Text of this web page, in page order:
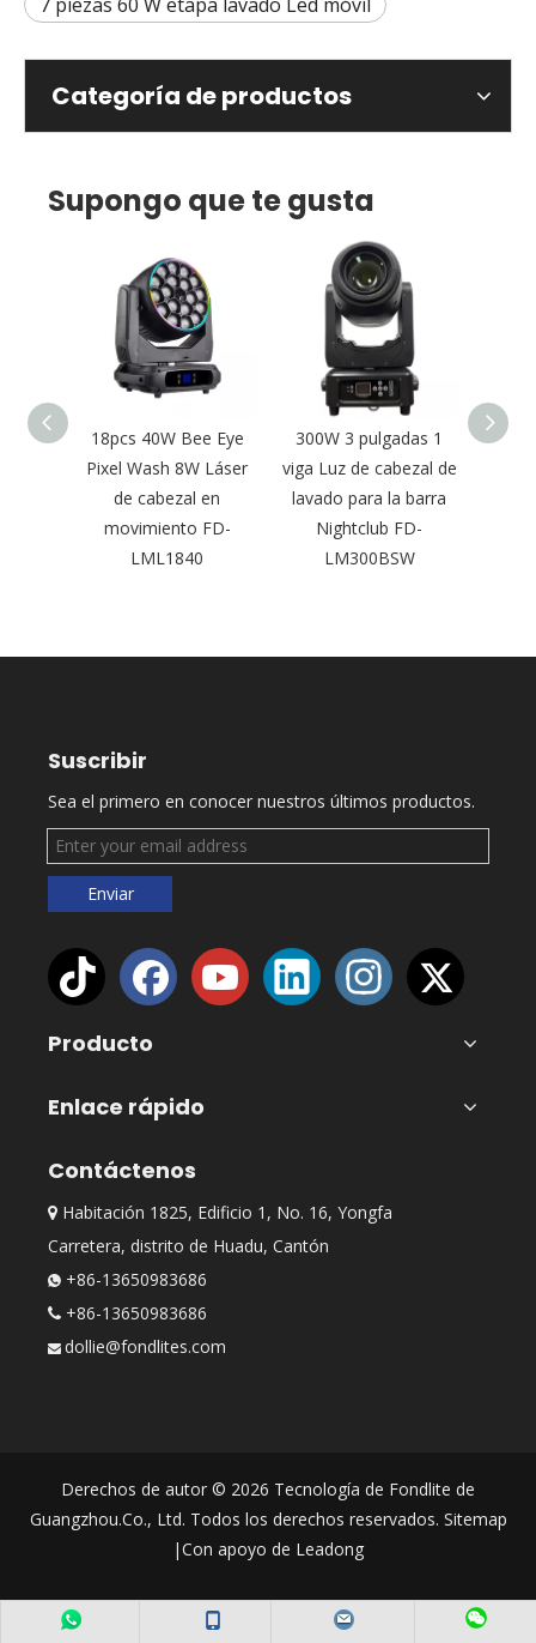
Categoría de productos
Supongo que te gusta
18pcs 40W Bee Eye
Pixel Wash 8W Láser
de cabezal en
movimiento FD-
LML1840
300W 3 pulgadas 1
viga Luz de cabezal de
lavado para la barra
Nightclub FD-
LM300BSW
Suscribir
Sea el primero en conocer nuestros últimos productos.
Enviar
Producto
Enlace rápido
Contáctenos
 Habitación 1825, Edificio 1, No. 16, Yongfa
Carretera, distrito de Huadu, Cantón
 +86-13650983686
 +86-13650983686
 dollie@fondlites.com
Derechos de autor © 2026 Tecnología de Fondlite de
Guangzhou.Co., Ltd. Todos los derechos reservados. Sitemap
|Con apoyo de Leadong